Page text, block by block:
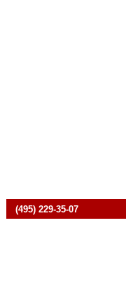
(495) 229-35-07